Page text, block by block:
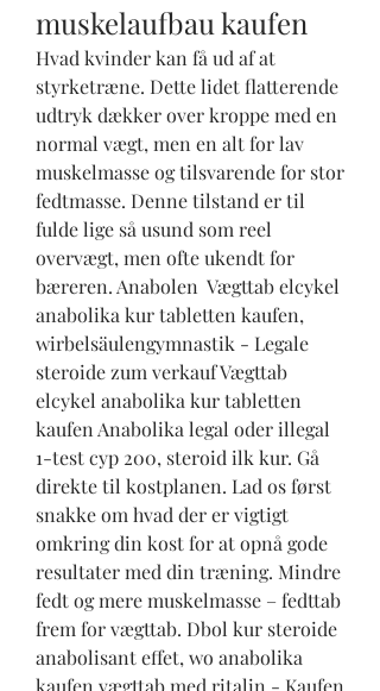
muskelaufbau kaufen
Hvad kvinder kan få ud af at
styrketræne. Dette lidet flatterende
udtryk dækker over kroppe med en
normal vægt, men en alt for lav
muskelmasse og tilsvarende for stor
fedtmasse. Denne tilstand er til
fulde lige så usund som reel
overvægt, men ofte ukendt for
bæreren. Anabolen  Vægttab elcykel
anabolika kur tabletten kaufen,
wirbelsäulengymnastik - Legale
steroide zum verkauf Vægttab
elcykel anabolika kur tabletten
kaufen Anabolika legal oder illegal
1-test cyp 200, steroid ilk kur. Gå
direkte til kostplanen. Lad os først
snakke om hvad der er vigtigt
omkring din kost for at opnå gode
resultater med din træning. Mindre
fedt og mere muskelmasse – fedttab
frem for vægttab. Dbol kur steroide
anabolisant effet, wo anabolika
kaufen vægttab med ritalin - Kaufen